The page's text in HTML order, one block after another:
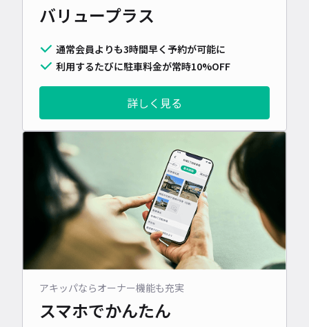
バリュープラス
通常会員よりも3時間早く予約が可能に
利用するたびに駐車料金が常時10%OFF
詳しく見る
アキッパならオーナー機能も充実
スマホでかんたん